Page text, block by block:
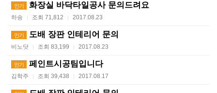
인기 화장실 바닥타일공사 문의드려요
하송 | 조회 71,812 | 2017.08.23
인기 도배 장판 인테리어 문의
비노닷 | 조회 83,199 | 2017.08.23
인기 페인트시공팀입니다
김학주 | 조회 39,438 | 2017.08.17